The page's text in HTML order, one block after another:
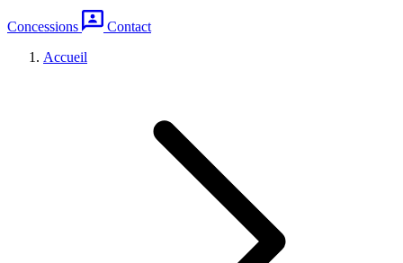
Concessions
Contact
Accueil